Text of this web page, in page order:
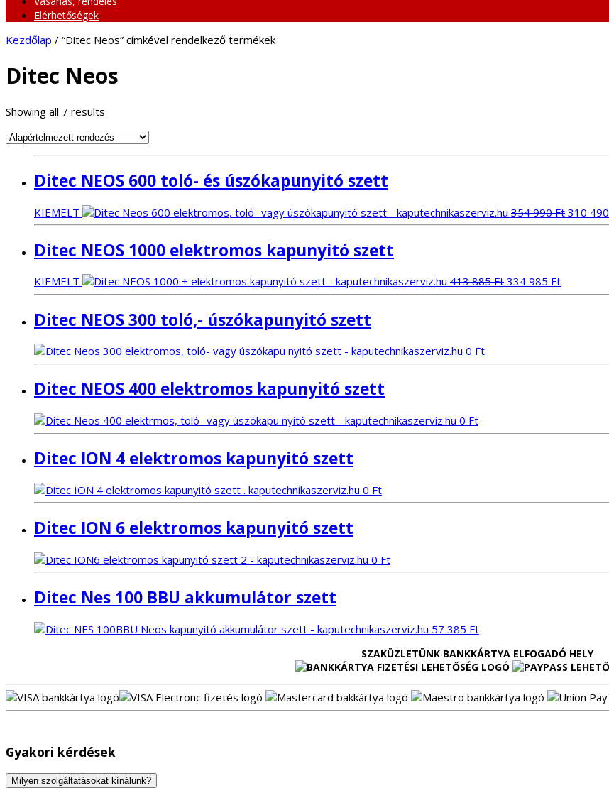
Elérhetőségek
Kezdőlap / “Ditec Neos” címkével rendelkező termékek
Ditec Neos
Showing all 7 results
Ditec NEOS 600 toló- és úszókapunyitó szett
KIEMELT 354 990Ft Original
price
310 490
Ditec NEOS 1000 elektromos kapunyitó szett
KIEMELT 413 885Ft Original
price
334 985 FtCurrent
price
Ditec NEOS 300 toló,- úszókapunyitó szett
0 Ft
Ditec NEOS 400 elektromos kapunyitó szett
0 Ft
Ditec ION 4 elektromos kapunyitó szett
0 Ft
Ditec ION 6 elektromos kapunyitó szett
0 Ft
Ditec Nes 100 BBU akkumulátor szett
57 385 Ft
SZAKÜZLETÜNK BANKKÁRTYA ELFOGADÓ HELY
Gyakori kérdések
Milyen szolgáltatásokat kínálunk?